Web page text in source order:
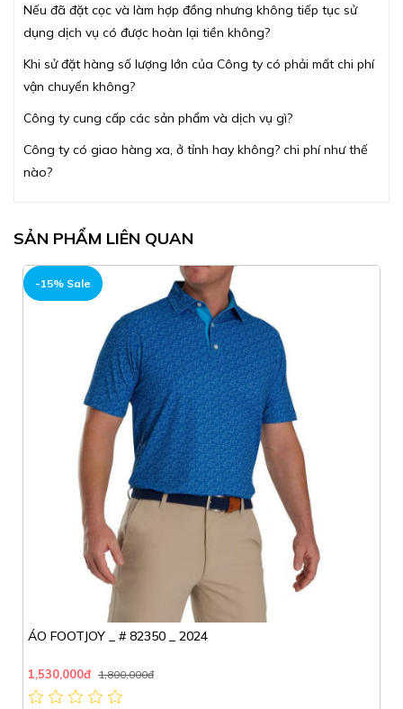
Nếu đã đặt cọc và làm hợp đồng nhưng không tiếp tục sử
dụng dịch vụ có được hoàn lại tiền không?
Khi sử đặt hàng số lượng lớn của Công ty có phải mất chi phí
vận chuyển không?
Công ty cung cấp các sản phẩm và dịch vụ gì?
Công ty có giao hàng xa, ở tỉnh hay không? chi phí như thế
nào?
SẢN PHẨM LIÊN QUAN
-15% Sale
ÁO FOOTJOY _ # 82350 _ 2024
1,530,000đ 1,800,000đ